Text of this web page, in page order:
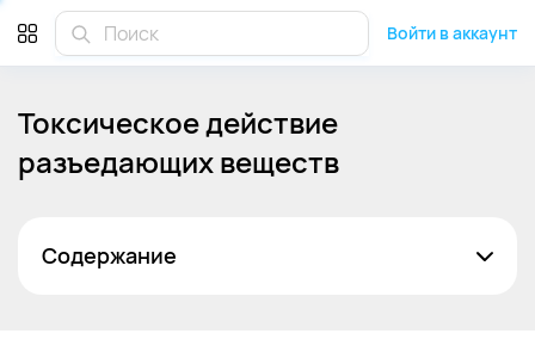
Войти в аккаунт
Токсическое действие
разъедающих веществ
Содержание